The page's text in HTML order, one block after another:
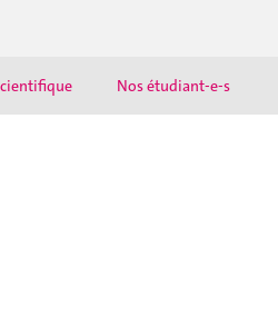
Nos étudiant-e-s